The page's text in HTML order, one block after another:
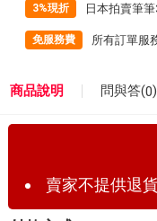
3%現折 日本拍賣筆筆
免服務費 所有訂單服
商品說明 問與答(0)
賣家不提供退